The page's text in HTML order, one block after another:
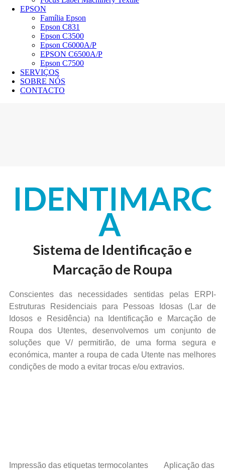
EPSON
Família Epson
Epson C831
Epson C3500
Epson C6000A/P
EPSON C6500A/P
Epson C7500
SERVIÇOS
SOBRE NÓS
CONTACTO
IDENTIMARC
A
Sistema de Identificação e
Marcação de Roupa
Conscientes das necessidades sentidas pelas ERPI-
Estruturas Residenciais para Pessoas Idosas (Lar de
Idosos e Residência) na Identificação e Marcação de
Roupa dos Utentes, desenvolvemos um conjunto de
soluções que V/ permitirão, de uma forma segura e
económica, manter a roupa de cada Utente nas melhores
condições de modo a evitar trocas e/ou extravios.
Impressão das etiquetas termocolantes Aplicação das